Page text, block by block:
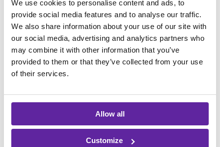
We use cookies to personalise content and ads, to
provide social media features and to analyse our traffic.
We also share information about your use of our site with
our social media, advertising and analytics partners who
may combine it with other information that you’ve
provided to them or that they’ve collected from your use
of their services.
Allow all
Customize
> Læs casen